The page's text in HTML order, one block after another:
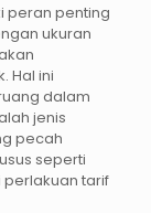
peran penting
ukuran
Hal ini
dalam
jenis
pecah
seperti
tarif